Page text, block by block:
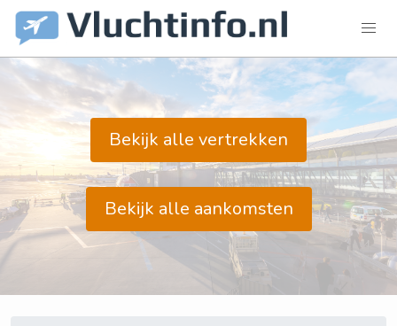
Bekijk alle vertrekken
Bekijk alle aankomsten